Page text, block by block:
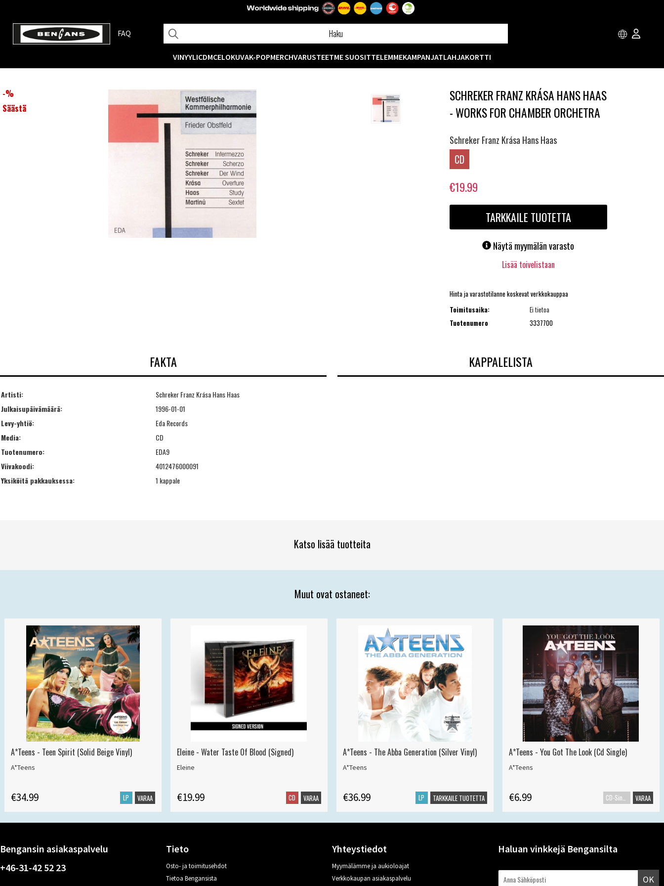
FAQ
VINYYLICDMCELOKUVAK-POPMERCHVARUSTEETME SUOSITTELEMMEKAMPANJATLAHJAKORTTI
-%
Säästä
SCHREKER FRANZ KRÁSA HANS HAAS
- WORKS FOR CHAMBER ORCHETRA
Schreker Franz Krása Hans Haas
CD
€19.99
TARKKAILE TUOTETTA
Näytä myymälän varasto
Lisää toivelistaan
Hinta ja varastotilanne koskevat verkkokauppaa
Toimitusaika:
Ei tietoa
Tuotenumero
3337700
FAKTA
Artisti:
Schreker Franz Krása Hans Haas
Julkaisupäivämäärä:
1996-01-01
Levy-yhtiö:
Eda Records
Media:
CD
Tuotenumero:
EDA9
Viivakoodi:
4012476000091
Yksiköitä pakkauksessa:
1 kappale
KAPPALELISTA
Katso lisää tuotteita
Muut ovat ostaneet:
A*Teens - Teen Spirit (Solid Beige Vinyl)
A*Teens
€34.99 LP VARAA
Eleine - Water Taste Of Blood (Signed)
Eleine
€19.99 CD VARAA
A*Teens - The Abba Generation (Silver Vinyl)
A*Teens
€36.99 LP TARKKAILE TUOTETTA
A*Teens - You Got The Look (Cd Single)
A*Teens
€6.99 CD-Single VARAA
Bengansin asiakaspalvelu
+46-31-42 52 23
Tieto
Osto- ja toimitusehdot
Tietoa Bengansista
Yhteystiedot
Myymälämme ja aukioloajat
Verkkokaupan asiakaspalvelu
Haluan vinkkejä Bengansilta
OK